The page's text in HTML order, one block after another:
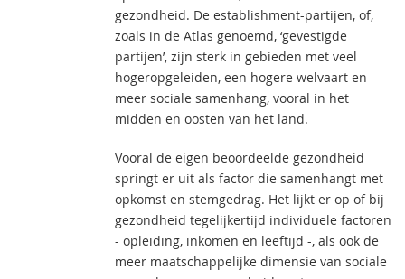
gezondheid. De establishment-partijen, of,
zoals in de Atlas genoemd, ‘gevestigde
partijen’, zijn sterk in gebieden met veel
hogeropgeleiden, een hogere welvaart en
meer sociale samenhang, vooral in het
midden en oosten van het land.
Vooral de eigen beoordeelde gezondheid
springt er uit als factor die samenhangt met
opkomst en stemgedrag. Het lijkt er op of bij
gezondheid tegelijkertijd individuele factoren
- opleiding, inkomen en leeftijd -, als ook de
meer maatschappelijke dimensie van sociale